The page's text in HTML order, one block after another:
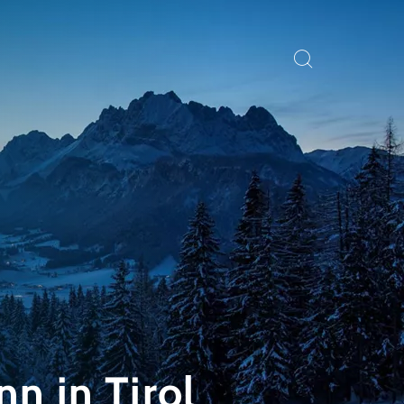
in Tirol